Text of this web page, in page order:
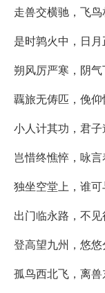
走兽交横驰，飞鸟
是时鹑火中，日月
朔风厉严寒，阴气
覊旅无俦匹，俛仰
小人计其功，君子
岂惜终憔悴，咏言
独坐空堂上，谁可
出门临永路，不见
登高望九州，悠悠
孤鸟西北飞，离兽